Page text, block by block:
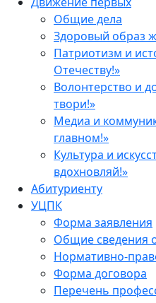
Общие дела
Здоровый образ
Патриотизм и
Отечеству!»
Волонтерство и
твори!»
Медиа и
главном!»
Культура и
вдохновляй!»
Абитуриенту
УЦПК
Форма заявления
Общие сведения
Нормативно-
Форма договора
Перечень